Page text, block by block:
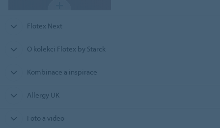
Flotex Next
O kolekci Flotex by Starck
Kombinace a inspirace
Allergy UK
Foto a video